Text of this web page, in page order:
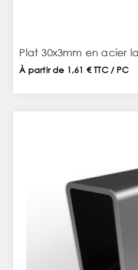
Plat 30x3mm en acier
À partir de 1,61 € TTC / PC